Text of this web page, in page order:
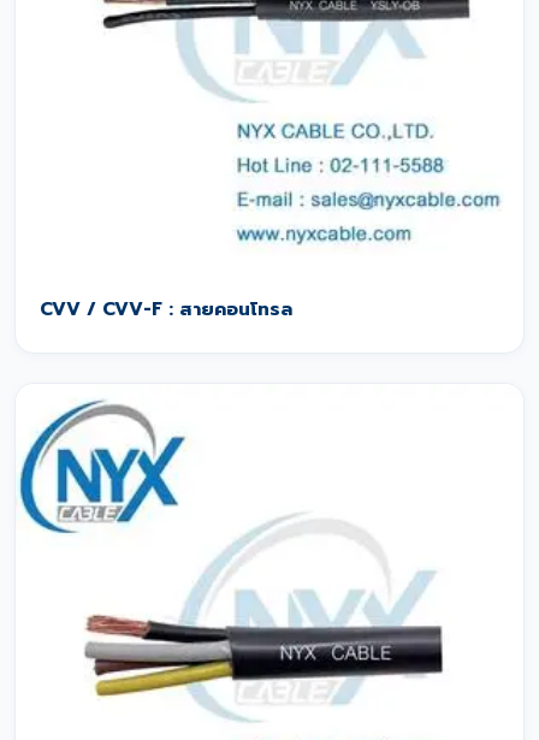
CVV / CVV-F : สายคอนโทรล